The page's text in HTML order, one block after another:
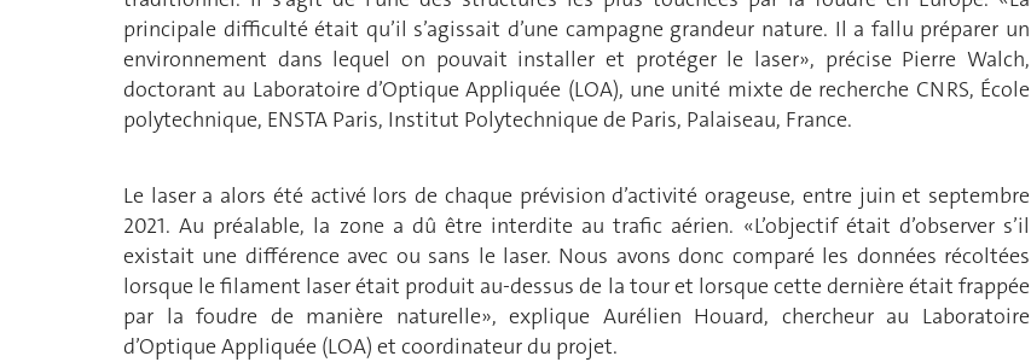
principale difficulté était qu’il s’agissait d’une campagne grandeur nature. Il a fallu préparer un
environnement dans lequel on pouvait installer et protéger le laser», précise Pierre Walch,
doctorant au Laboratoire d’Optique Appliquée (LOA), une unité mixte de recherche CNRS, École
polytechnique, ENSTA Paris, Institut Polytechnique de Paris, Palaiseau, France.
Le laser a alors été activé lors de chaque prévision d’activité orageuse, entre juin et septembre
2021. Au préalable, la zone a dû être interdite au trafic aérien. «L’objectif était d’observer s’il
existait une différence avec ou sans le laser. Nous avons donc comparé les données récoltées
lorsque le filament laser était produit au-dessus de la tour et lorsque cette dernière était frappée
par la foudre de manière naturelle», explique Aurélien Houard, chercheur au Laboratoire
d’Optique Appliquée (LOA) et coordinateur du projet.